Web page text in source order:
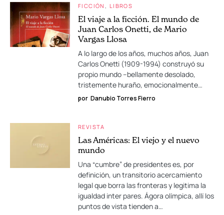
FICCIÓN LIBROS
El viaje a la ficción. El mundo de
Juan Carlos Onetti, de Mario
Vargas Llosa
A lo largo de los años, muchos años, Juan
Carlos Onetti (1909-1994) construyó su
propio mundo –bellamente desolado,
tristemente huraño, emocionalmente…
por Danubio Torres Fierro
REVISTA
Las Américas: El viejo y el nuevo
mundo
Una “cumbre” de presidentes es, por
definición, un transitorio acercamiento
legal que borra las fronteras y legitima la
igualdad inter pares. Ágora olímpica, allí los
puntos de vista tienden a…